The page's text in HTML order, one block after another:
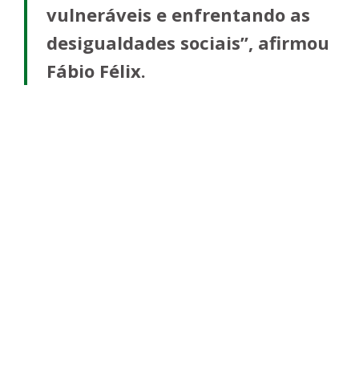
vulneráveis e enfrentando as
desigualdades sociais”, afirmou
Fábio Félix.